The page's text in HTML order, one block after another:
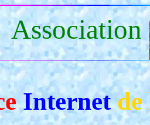
Association
Internetde